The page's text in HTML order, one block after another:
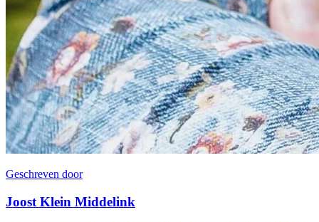
Geschreven door
Joost Klein Middelink